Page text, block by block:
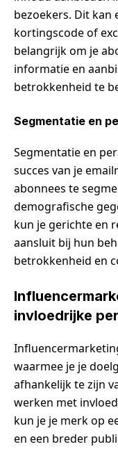
bezoekers. Dit kan
kortingscode of
belangrijk om je
informatie en
betrokkenheid te
Segmentatie en
Segmentatie en
succes van je
abonnees te
demografische
kun je gerichte en
aansluit bij hun
betrokkenheid en
invloedrijke
waarmee je je
afhankelijk te zijn
werken met
kun je je merk op
en een breder